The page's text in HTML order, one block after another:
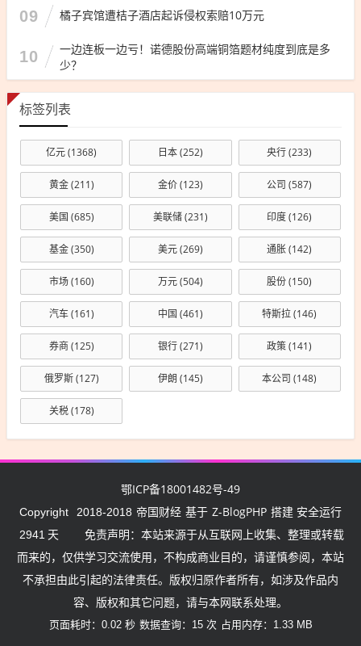
09 橘子宾馆遭桔子酒店起诉侵权索赔10万元
10
一边连板一边亏！诺德股份高端铜箔题材纯度到底是多
少？
标签列表
亿元(1368) 日本(252) 央行(233)
黄金(211) 金价(123) 公司 (587)
美国 (685) 美联储(231) 印度(126)
基金(350) 美元(269) 通胀(142)
市场(160) 万元(504) 股份(150)
汽车(161) 中国 (461) 特斯拉(146)
券商(125) 银行(271) 政策(141)
俄罗斯(127) 伊朗 (145) 本公司 (148)
关税(178)
鄂ICP备18001482号-49
Copyright 2018-2018 帝国财经 基于 Z-BlogPHP 搭建 安全运行
2941 天
免责声明：本站来源于从互联网上收集、整理或转载
而来的，仅供学习交流使用，不构成商业目的，请谨慎参阅，本站
不承担由此引起的法律责任。版权归原作者所有，如涉及作品内
容、版权和其它问题，请与本网联系处理。
页面耗时：0.02 秒 数据查询：15 次 占用内存：1.33 MB